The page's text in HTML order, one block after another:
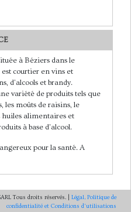
à Béziers dans le
courtier en vins et
d'alcools et brandy.
variété de produits tels que
les moûts de raisins, le
alimentaires et
à base d'alcool.
pour la santé. A
Tous droits réservés. | Légal, Politique de
confidentialité et Conditions d'utilisations